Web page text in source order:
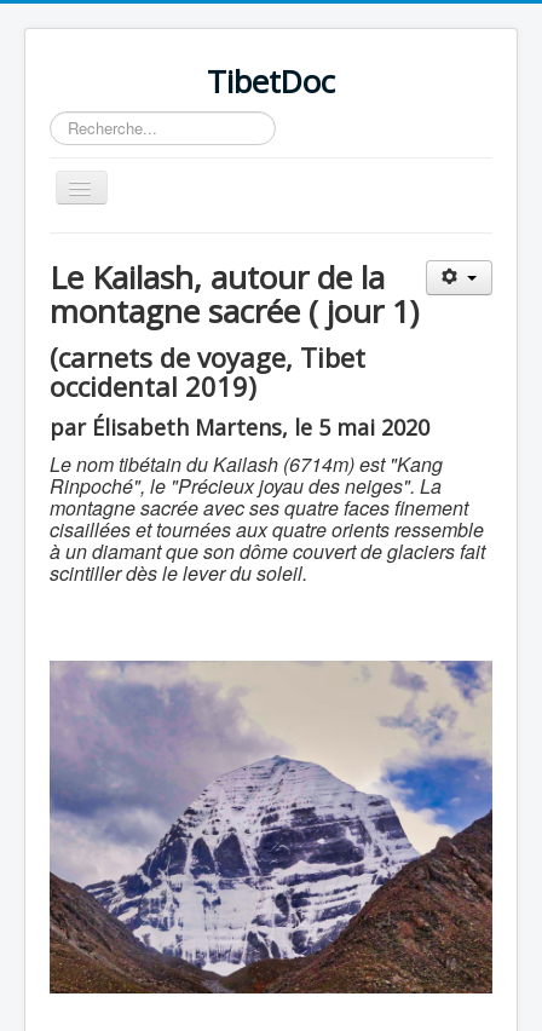
TibetDoc
Rechercher
Basculer
la
Le Kailash, autour de la
montagne sacrée ( jour 1)
(carnets de voyage, Tibet
occidental 2019)
par Élisabeth Martens, le 5 mai 2020
Le nom tibétain du Kailash (6714m) est "Kang
Rinpoché", le "Précieux joyau des neiges". La
montagne sacrée avec ses quatre faces finement
cisaillées et tournées aux quatre orients ressemble
à un diamant que son dôme couvert de glaciers fait
scintiller dès le lever du soleil.